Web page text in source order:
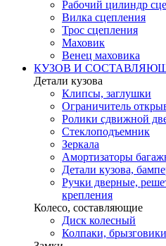
Рабочий цилиндр
Вилка сцепления
Трос сцепления
Маховик
Венец маховика
КУЗОВ И
Детали кузова
Клипсы, заглушки
Ограничитель
Ролики сдвижной
Стеклоподъемник
Зеркала
Амортизаторы
Детали кузова,
Ручки дверные,
крепления
Колесо, составляющие
Диск колесный
Колпаки, брызговики